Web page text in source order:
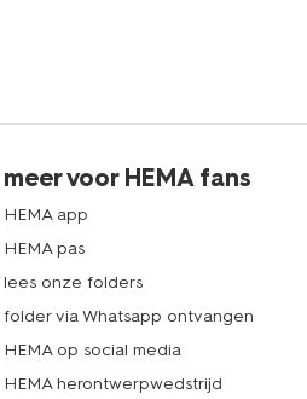
meer voor HEMA fans
HEMA app
HEMA pas
lees onze folders
folder via Whatsapp ontvangen
HEMA op social media
HEMA herontwerpwedstrijd